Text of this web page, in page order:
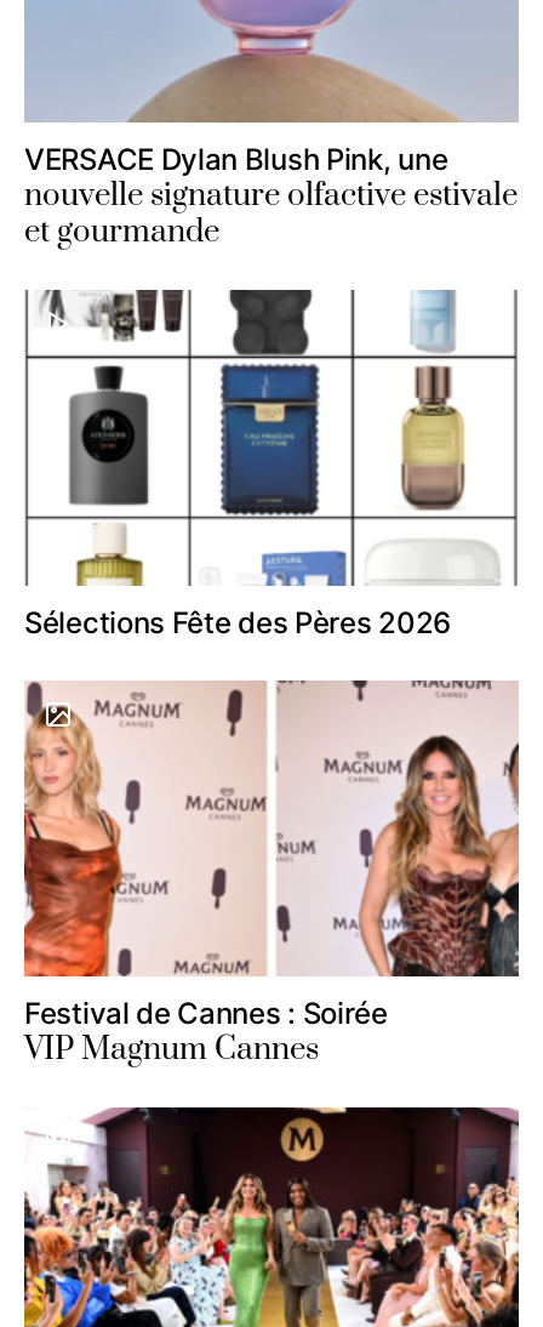
VERSACE Dylan Blush Pink, une
nouvelle signature olfactive estivale
et gourmande
Sélections Fête des Pères 2026
Festival de Cannes : Soirée
VIP Magnum Cannes